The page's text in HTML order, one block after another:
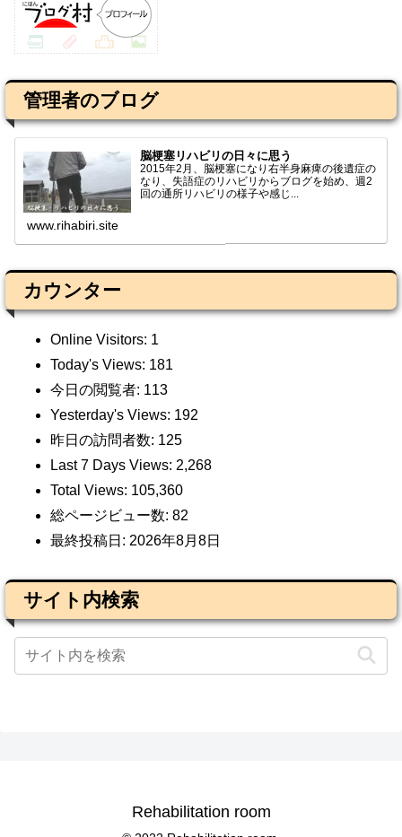
管理者のブログ
脳梗塞リハビリの日々に思う
2015年2月、脳梗塞になり右半身麻痺の後遺症の
なり、失語症のリハビリからブログを始め、週2
回の通所リハビリの様子や感じ...
www.rihabiri.site
カウンター
Online Visitors: 1
Today's Views: 181
今日の閲覧者: 113
Yesterday's Views: 192
昨日の訪問者数: 125
Last 7 Days Views: 2,268
Total Views: 105,360
総ページビュー数: 82
最終投稿日: 2026年8月8日
サイト内検索
Rehabilitation room